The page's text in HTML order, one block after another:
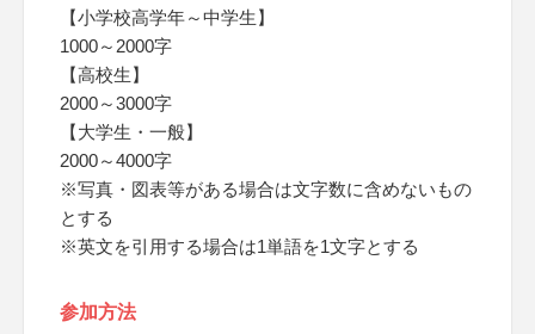
【小学校高学年～中学生】
1000～2000字
【高校生】
2000～3000字
【大学生・一般】
2000～4000字
※写真・図表等がある場合は文字数に含めないもの
とする
※英文を引用する場合は1単語を1文字とする
参加方法